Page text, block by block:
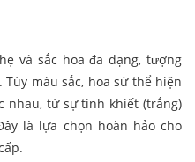
và sắc hoa đa dạng, tượng
màu sắc, hoa sứ thể hiện
nhau, từ sự tinh khiết (trắng)
là lựa chọn hoàn hảo cho